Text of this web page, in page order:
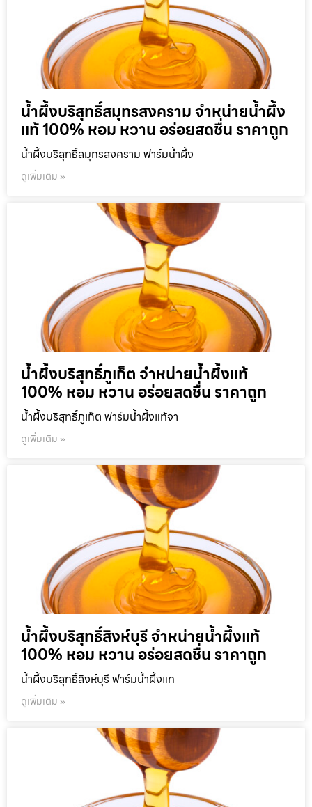
น้ำผึ้งบริสุทธิ์สมุทรสงคราม จำหน่ายน้ำผึ้ง
แท้ 100% หอม หวาน อร่อยสดชื่น ราคาถูก
น้ำผึ้งบริสุทธิ์สมุทรสงคราม ฟาร์มน้ำผึ้ง
ดูเพิ่มเติม »
น้ำผึ้งบริสุทธิ์ภูเก็ต จำหน่ายน้ำผึ้งแท้
100% หอม หวาน อร่อยสดชื่น ราคาถูก
น้ำผึ้งบริสุทธิ์ภูเก็ต ฟาร์มน้ำผึ้งแท้จา
ดูเพิ่มเติม »
น้ำผึ้งบริสุทธิ์สิงห์บุรี จำหน่ายน้ำผึ้งแท้
100% หอม หวาน อร่อยสดชื่น ราคาถูก
น้ำผึ้งบริสุทธิ์สิงห์บุรี ฟาร์มน้ำผึ้งแท
ดูเพิ่มเติม »